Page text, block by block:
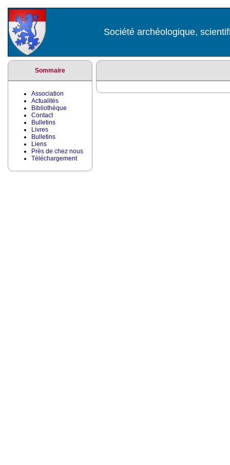
Société archéologique,
Sommaire
Association
Actualités
Bibliothèque
Contact
Bulletins
Livres
Bulletins
Liens
Près de chez nous
Téléchargement